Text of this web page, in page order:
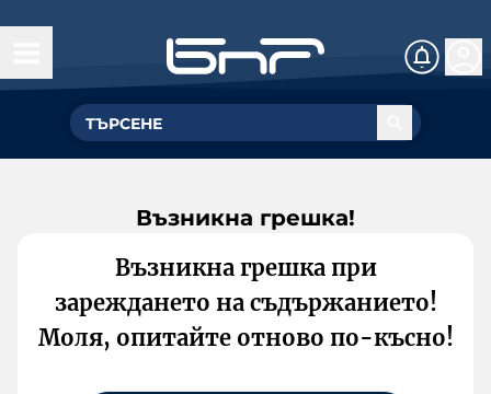
Възникна грешка!
Възникна грешка при
зареждането на съдържанието!
Моля, опитайте отново по-късно!